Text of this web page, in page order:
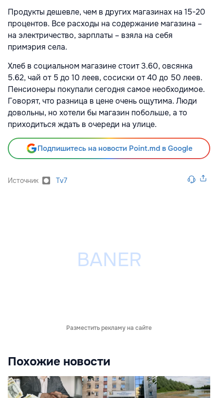
Продукты дешевле, чем в других магазинах на 15-20
процентов. Все расходы на содержание магазина –
на электричество, зарплаты – взяла на себя
примэрия села.
Хлеб в социальном магазине стоит 3.60, овсянка
5.62, чай от 5 до 10 леев, сосиски от 40 до 50 леев.
Пенсионеры покупали сегодня самое необходимое.
Говорят, что разница в цене очень ощутима. Люди
довольны, но хотели бы магазин побольше, а то
приходиться ждать в очереди на улице.
Подпишитесь на новости Point.md в Google
Источник Tv7
Разместить рекламу на сайте
Похожие новости